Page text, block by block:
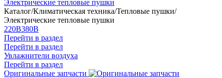
Электрические тепловые пушки
Каталог/Климатическая техника/Тепловые пушки/
Электрические тепловые пушки
220В380В
Перейти в раздел
Перейти в раздел
Увлажнители воздуха
Перейти в раздел
Оригинальные запчасти